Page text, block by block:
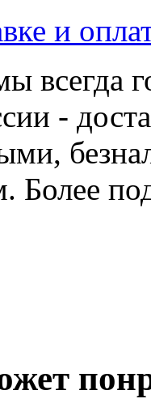
и
всегда
-
Более